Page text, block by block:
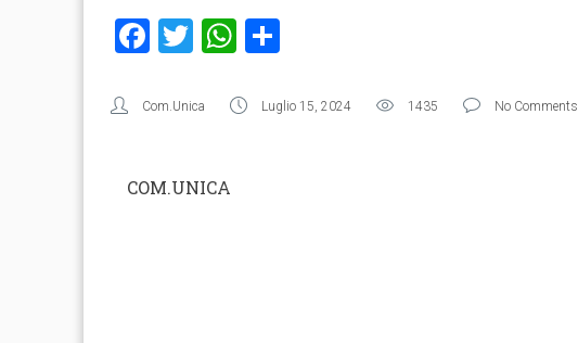
Facebook
TwitterWhatsApp
Com.Unica Luglio 15, 2024 1435 No Comments
COM.UNICA